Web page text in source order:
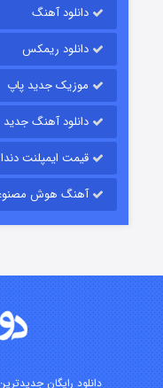
دانلود آهنگ
دانلود ریمکس
موزیک جدید پاپ
دانلود آهنگ جدید
قیمت ایمپلنت
آهنگ هوش
دانلود رایگان